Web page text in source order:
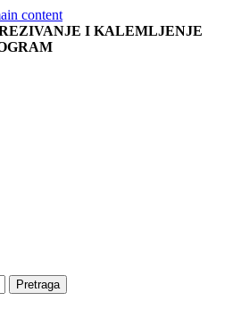
content
I KALEMLJENJE
Pretraga